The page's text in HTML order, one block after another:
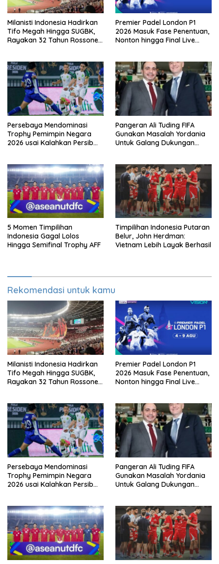
Milanisti Indonesia Hadirkan
Tifo Megah Hingga SUGBK,
Rayakan 32 Tahun Rossoneri
Premier Padel London P1
2026 Masuk Fase Penentuan,
Nonton hingga Final Live
Persebaya Mendominasi
Trophy Pemimpin Negara
2026 usai Kalahkan Persib
Pangeran Ali Tuding FIFA
Gunakan Masalah Yordania
Untuk Galang Dukungan
5 Momen Timpilihan
Indonesia Gagal Lolos
Hingga Semifinal Trophy AFF
Timpilihan Indonesia Putaran
Belur, John Herdman:
Vietnam Lebih Layak Berhasil
Rekomendasi untuk kamu
Milanisti Indonesia Hadirkan
Tifo Megah Hingga SUGBK,
Rayakan 32 Tahun Rossoneri
Premier Padel London P1
2026 Masuk Fase Penentuan,
Nonton hingga Final Live
Persebaya Mendominasi
Trophy Pemimpin Negara
2026 usai Kalahkan Persib
Pangeran Ali Tuding FIFA
Gunakan Masalah Yordania
Untuk Galang Dukungan